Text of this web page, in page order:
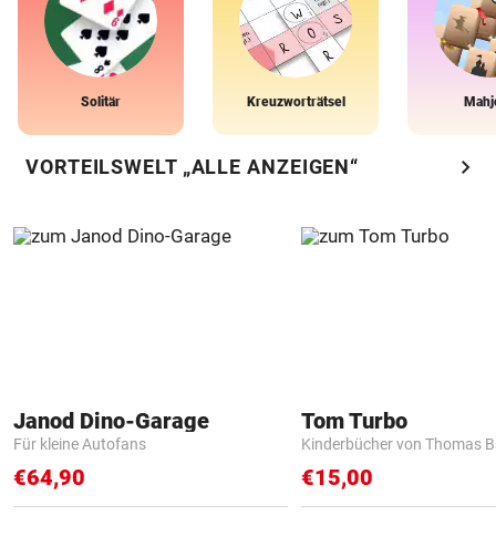
Solitär Kreuzworträtsel
VORTEILSWELT „ALLE ANZEIGEN“ chevron_right
Janod Dino-Garage
Für kleine Autofans
€64,90
Tom Turbo
Kinderbücher von Thomas
€15,00